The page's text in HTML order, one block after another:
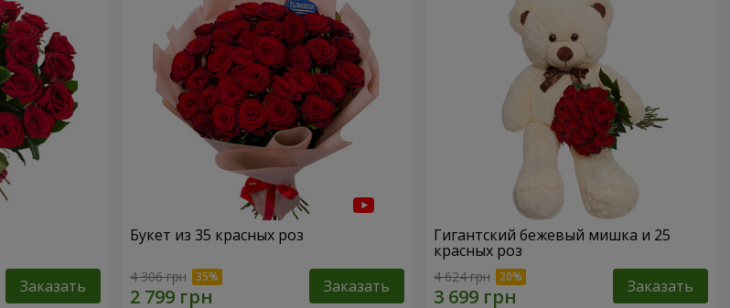
Заказать
Букет из 35 красных роз
4 306 грн Заказать
Гигантский бежевый мишка и 25
красных роз
4 624 грн Заказать